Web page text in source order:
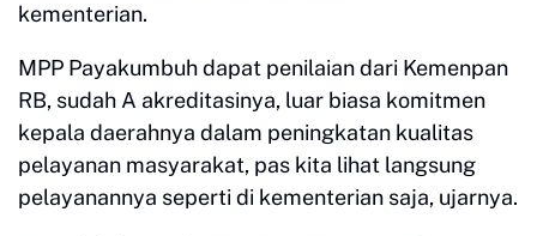
kementerian.
MPP Payakumbuh dapat penilaian dari Kemenpan
RB, sudah A akreditasinya, luar biasa komitmen
kepala daerahnya dalam peningkatan kualitas
pelayanan masyarakat, pas kita lihat langsung
pelayanannya seperti di kementerian saja, ujarnya.